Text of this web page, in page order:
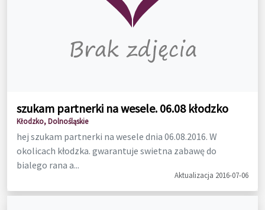
szukam partnerki na wesele. 06.08 kłodzko
Kłodzko, Dolnośląskie
hej szukam partnerki na wesele dnia 06.08.2016. W
okolicach kłodzka. gwarantuje swietna zabawę do
bialego rana a...
Aktualizacja 2016-07-06